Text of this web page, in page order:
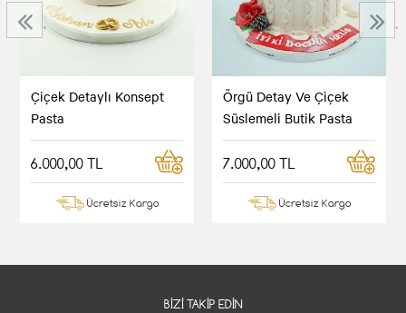
Çiçek Detaylı Konsept
Pasta
6.000,00 TL
Ücretsiz Kargo
Örgü Detay Ve Çiçek
Süslemeli Butik Pasta
7.000,00 TL
Ücretsiz Kargo
‹ ›
BIZI TAKIP EDIN